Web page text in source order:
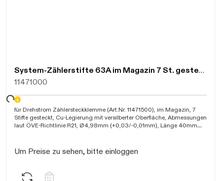
System-Zählerstifte 63A im Magazin 7 St. gesteckt gemäß ÖVE R21
11471000
Daten werden geladen. Bitte warten...
für Drehstrom Zählersteckklemme (Art.Nr. 11471500), im Magazin, 7
Stifte gesteckt, Cu-Legierung mit versilberter Oberfläche, Abmessungen
laut ÖVE-Richtlinie R21, Ø4,98mm (+0,03/-0,01mm), Länge 40mm
Um Preise zu sehen, bitte einloggen